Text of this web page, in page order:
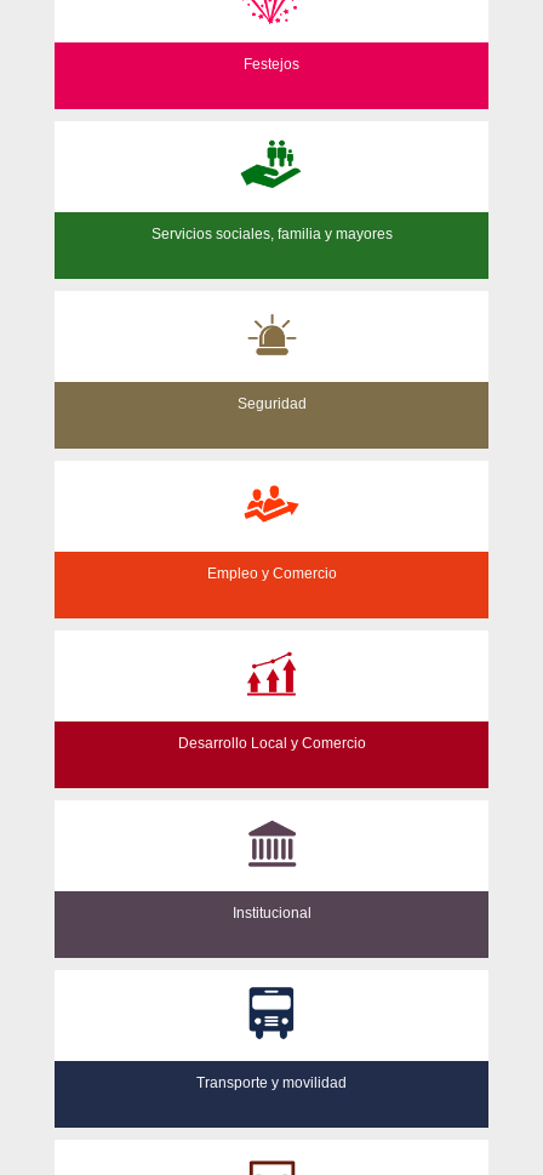
Festejos
Servicios sociales, familia y mayores
Seguridad
Empleo y Comercio
Desarrollo Local y Comercio
Institucional
Transporte y movilidad